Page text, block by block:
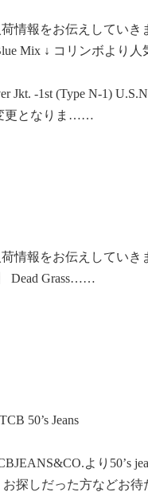
情報をお伝えしていき
Mix ↓ コリンボより
-1st (Type N-1)
更となりま……
情報をお伝えしていき
Dead Grass……
50’s Jeans
より50’s
探しだった方などお待